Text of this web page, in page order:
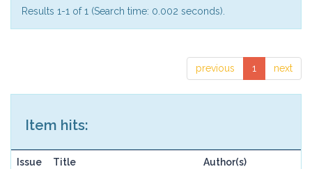
Results 1-1 of 1 (Search time: 0.002 seconds).
previous 1 next
Item hits:
Issue Title Author(s)